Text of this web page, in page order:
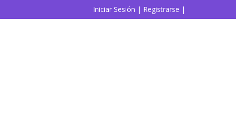
Iniciar Sesión | Registrarse |